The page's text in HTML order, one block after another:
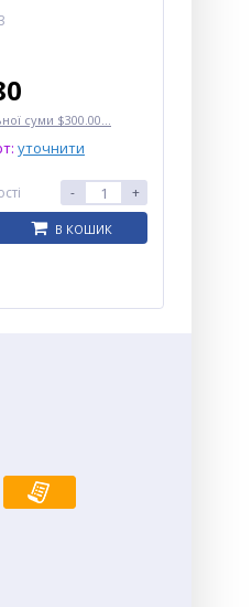
суми $300.00...
уточнити
- +
В КОШИК